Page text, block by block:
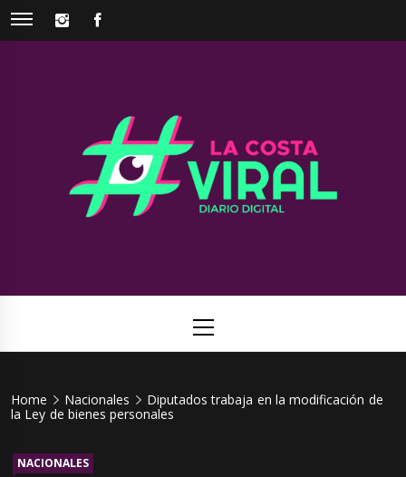
Skip
INSTAGRAM
Viral
Menu
Home Nacionales
Diputados trabaja en la modificación de
la Ley de bienes personales
NACIONALES